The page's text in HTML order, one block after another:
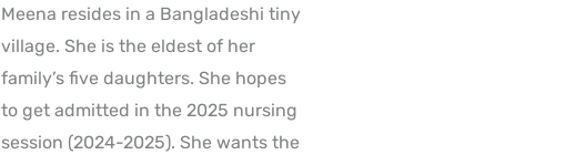
Meena resides in a Bangladeshi tiny
village. She is the eldest of her
family’s five daughters. She hopes
to get admitted in the 2025 nursing
session (2024-2025). She wants the